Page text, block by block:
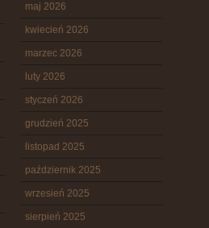
maj 2026
kwiecień 2026
marzec 2026
luty 2026
styczeń 2026
grudzień 2025
listopad 2025
październik 2025
wrzesień 2025
sierpień 2025